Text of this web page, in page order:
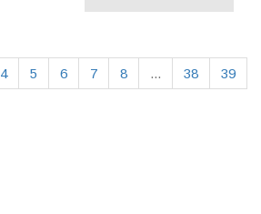
4 5 6 7 8 ... 38 39